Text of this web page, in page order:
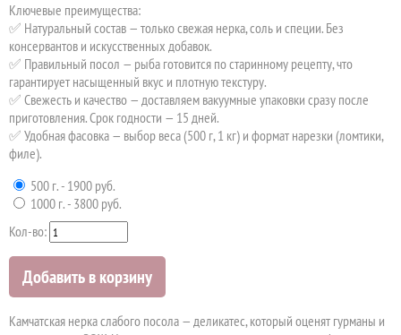
Ключевые преимущества:
✅ Натуральный состав — только свежая нерка, соль и специи. Без
консервантов и искусственных добавок.
✅ Правильный посол — рыба готовится по старинному рецепту, что
гарантирует насыщенный вкус и плотную текстуру.
✅ Свежесть и качество — доставляем вакуумные упаковки сразу после
приготовления. Срок годности — 15 дней.
✅ Удобная фасовка — выбор веса (500 г, 1 кг) и формат нарезки (ломтики,
филе).
500 г. - 1900 руб.
1000 г. - 3800 руб.
Кол-во:
Добавить в корзину
Камчатская нерка слабого посола — деликатес, который оценят гурманы и